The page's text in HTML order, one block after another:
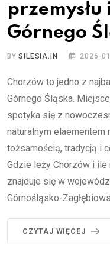
Górnego
BYSILESIA.IN 2026-
Chorzów to jedno z
Górnego Śląska.
spotyka się z
naturalnym elaementem
tożsamością, tradycją i
Gdzie leży Chorzów i
znajduje się w
Górnośląsko-
CZYTAJ WIĘCEJ